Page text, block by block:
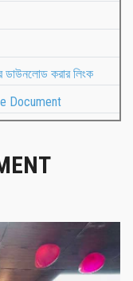
ডাউনলোড করার লিংক
Document